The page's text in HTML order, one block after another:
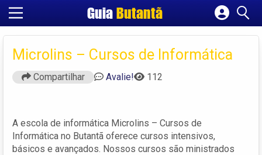
GuiaButantã
Cadastrar empresa
Criar conta
Microlins – Cursos de Informática
Compartilhar Avalie! 112
A escola de informática Microlins – Cursos de
Informática no Butantã oferece cursos intensivos,
básicos e avançados. Nossos cursos são ministrados